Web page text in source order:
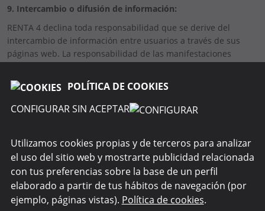
POLÍTICA DE COOKIES
CONFIGURAR SIN ACEPTAR
Utilizamos cookies propias y de terceros para analizar
el uso del sitio web y mostrarte publicidad relacionada
con tus preferencias sobre la base de un perfil
elaborado a partir de tus hábitos de navegación (por
ejemplo, páginas vistas). Política de cookies.
9. Intercambio o difusión de información:
RENTA 4 declina toda responsabilidad que se derive del
intercambio de información entre usuarios a través de sus
páginas web. La responsabilidad de las manifestaciones
realizan.
SOBRE NOSOTROS
WEBS DEL GRUPO